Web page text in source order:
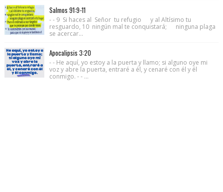
Salmos 91:9-11
- - 9 Si haces al Señor tu refugio y al Altísimo tu
resguardo, 10 ningún mal te conquistará; ninguna plaga
se acercar...
Apocalipsis 3:20
- - He aquí, yo estoy a la puerta y llamo; si alguno oye mi
voz y abre la puerta, entraré a él, y cenaré con él y él
conmigo. - - ...